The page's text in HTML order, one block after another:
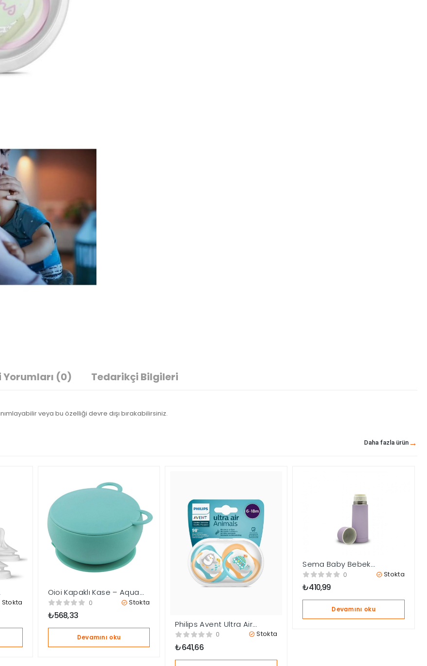
(0) Tedarikçi Bilgileri
veya bu özelliği devre dışı bırakabilirsiniz.
Daha fazla ürün
Stokta
Oioi Kapaklı Kase – Aqua
Green
0 Stokta
₺568,33
Devamını oku
Philips Avent Ultra Air
Animals 2li Emzik 6-18 Ay –
0 Stokta
₺641,66
Sema Baby Bebek
Termosu 350 ml – Lila
0 Stokta
₺410,99
Devamını oku